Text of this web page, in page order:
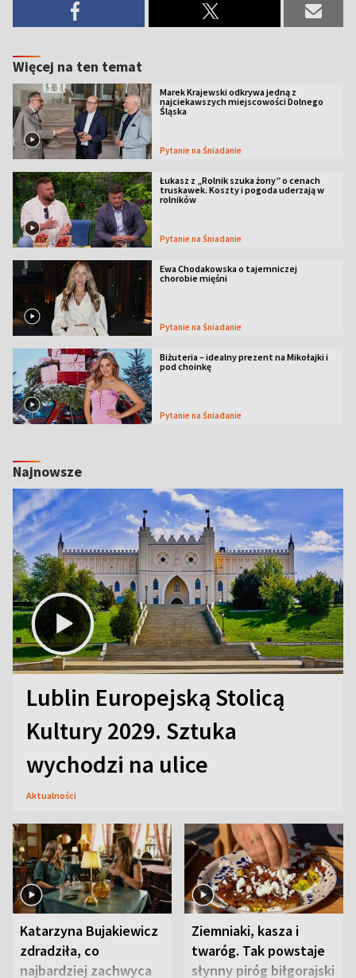
Więcej na ten temat
Marek Krajewski odkrywa jedną z
najciekawszych miejscowości Dolnego
Śląska
Pytanie na Śniadanie
Łukasz z „Rolnik szuka żony” o cenach
truskawek. Koszty i pogoda uderzają w
rolników
Pytanie na Śniadanie
Ewa Chodakowska o tajemniczej
chorobie mięśni
Pytanie na Śniadanie
Biżuteria – idealny prezent na Mikołajki i
pod choinkę
Pytanie na Śniadanie
Najnowsze
Lublin Europejską Stolicą
Kultury 2029. Sztuka
wychodzi na ulice
Aktualności
Katarzyna Bujakiewicz
zdradziła, co
najbardziej zachwyca
Ziemniaki, kasza i
twaróg. Tak powstaje
słynny piróg biłgorajski